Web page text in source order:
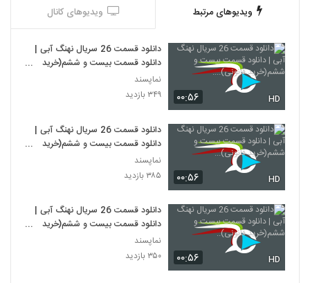
ویدیوهای مرتبط ویدیوهای کانال
۰۰:۵۶ HD
دانلود قسمت 26 سریال نهنگ آبی |
دانلود قسمت بیست و ششم(خرید
قانونی)....
نماپسند
۳۴۹ بازدید
۰۰:۵۶ HD
دانلود قسمت 26 سریال نهنگ آبی |
دانلود قسمت بیست و ششم(خرید
قانونی)...
نماپسند
۳۸۵ بازدید
۰۰:۵۶ HD
دانلود قسمت 26 سریال نهنگ آبی |
دانلود قسمت بیست و ششم(خرید
قانونی)..
نماپسند
۳۵۰ بازدید